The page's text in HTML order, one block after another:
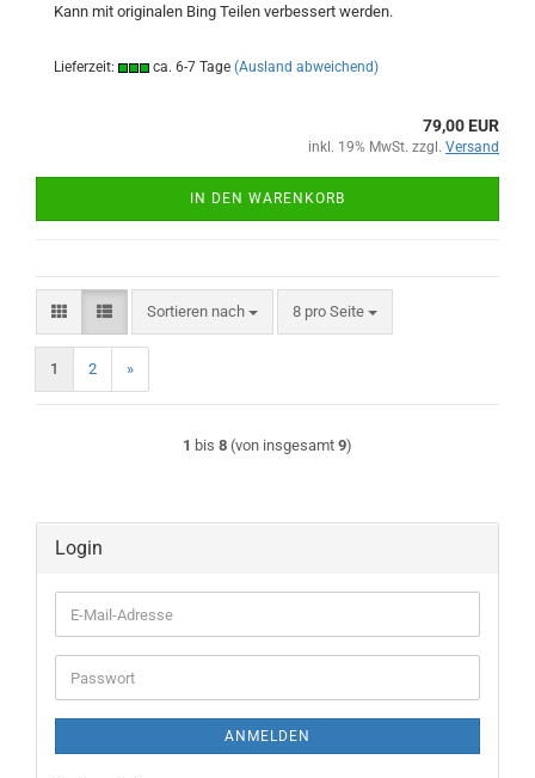
Kann mit originalen Bing Teilen verbessert werden.
Lieferzeit: ca. 6-7 Tage (Ausland abweichend)
79,00 EUR
inkl. 19% MwSt. zzgl. Versand
IN DEN WARENKORB
Sortieren nach
Sortieren nach 8 pro Seite
pro Seite
1 2 »
1 bis 8 (von insgesamt 9)
Login
E-
Mail-
Adresse
Passwort
ANMELDEN